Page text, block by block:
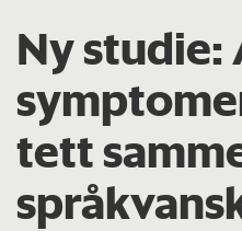
Ny studie:
tett